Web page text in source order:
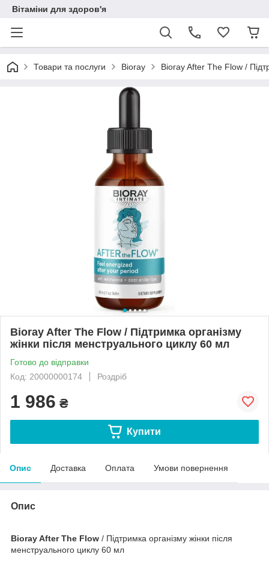
Вітаміни для здоров'я
Товари та послуги Bioray Bioray After The Flow /
Bioray After The Flow / Підтримка організму
жінки після менструального циклу 60 мл
Готово до відправки
Код: 20000000174
Роздріб
1 986 ₴
Купити
Опис Доставка Оплата Умови повернення
Опис
Bioray After The Flow / Підтримка організму жінки після
менструального циклу 60 мл